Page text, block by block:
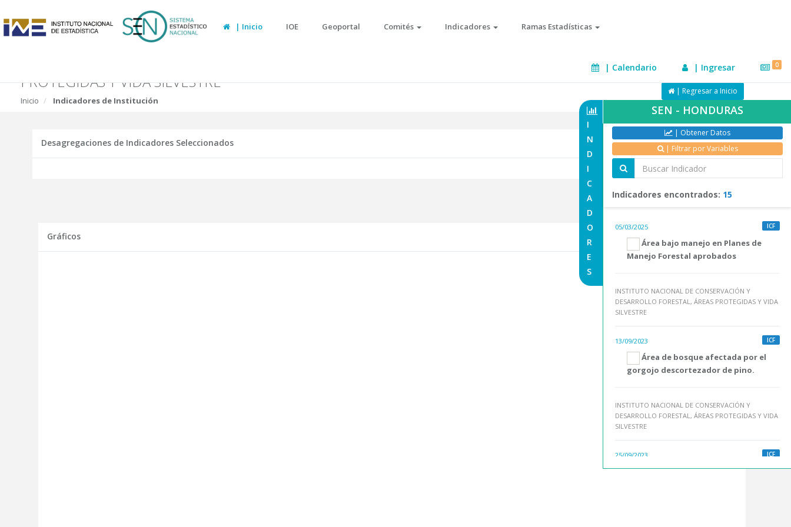
| Inicio IOE Geoportal Comités Indicadores Ramas Estadísticas
| Calendario | Ingresar 0
I
N
D
I
C
A
D
O
R
E
S
SEN - HONDURAS
| Obtener Datos
| Filtrar por Variables
Indicadores encontrados: 15
05/03/2025 ICF
Área bajo manejo en Planes de
Manejo Forestal aprobados
INSTITUTO NACIONAL DE CONSERVACIÓN Y
DESARROLLO FORESTAL, ÁREAS PROTEGIDAS Y VIDA
SILVESTRE
13/09/2023 ICF
Área de bosque afectada por el
gorgojo descortezador de pino.
INSTITUTO NACIONAL DE CONSERVACIÓN Y
DESARROLLO FORESTAL, ÁREAS PROTEGIDAS Y VIDA
SILVESTRE
25/09/2023 ICF
Área de bosque afectada por
PROTEGIDAS Y VIDA SILVESTRE
Inicio Indicadores de Institución
| Regresar a Comite
| Regresar a Inicio
Desagregaciones de Indicadores Seleccionados
Gráficos